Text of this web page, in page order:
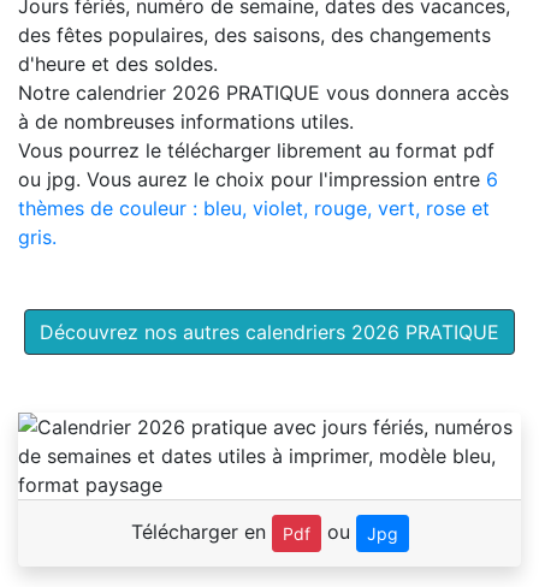
Jours fériés, numéro de semaine, dates des vacances,
des fêtes populaires, des saisons, des changements
d'heure et des soldes.
Notre calendrier 2026 PRATIQUE vous donnera accès
à de nombreuses informations utiles.
Vous pourrez le télécharger librement au format pdf
ou jpg. Vous aurez le choix pour l'impression entre 6
thèmes de couleur : bleu, violet, rouge, vert, rose et
gris.
Découvrez nos autres calendriers 2026 PRATIQUE
Télécharger en Pdf ou Jpg